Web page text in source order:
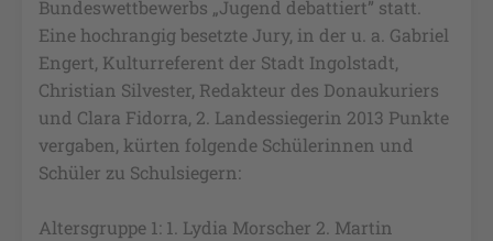
Bundeswettbewerbs „Jugend debattiert” statt.
Eine hochrangig besetzte Jury, in der u. a. Gabriel
Engert, Kulturreferent der Stadt Ingolstadt,
Christian Silvester, Redakteur des Donaukuriers
und Clara Fidorra, 2. Landessiegerin 2013 Punkte
vergaben, kürten folgende Schülerinnen und
Schüler zu Schulsiegern:
Altersgruppe 1: 1. Lydia Morscher 2. Martin